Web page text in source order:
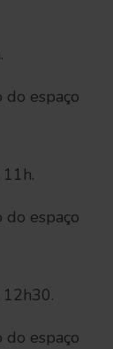
do espaço
do espaço
do espaço